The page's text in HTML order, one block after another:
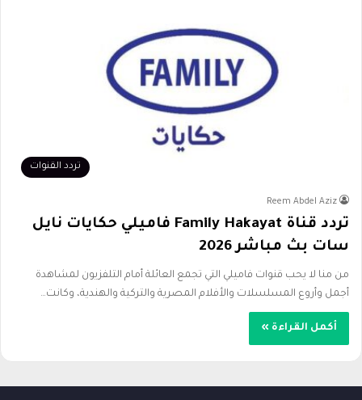
تردد القنوات
Reem Abdel Aziz
تردد قناة Family Hakayat فاميلي حكايات نايل
سات بث مباشر 2026
من منا لا يحب قنوات فاميلي التي تجمع العائلة أمام التلفزيون لمشاهدة
أجمل وأروع المسلسلات والأفلام المصرية والتركية والهندية، وكانت…
أكمل القراءة »